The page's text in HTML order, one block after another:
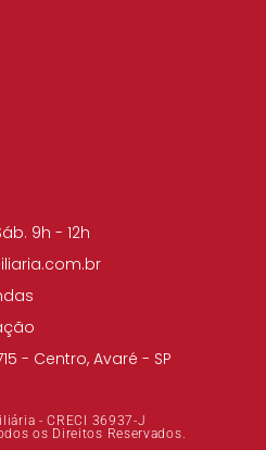
9h - 12h
- Centro, Avaré - SP
- CRECI 36937-J
os Direitos Reservados.